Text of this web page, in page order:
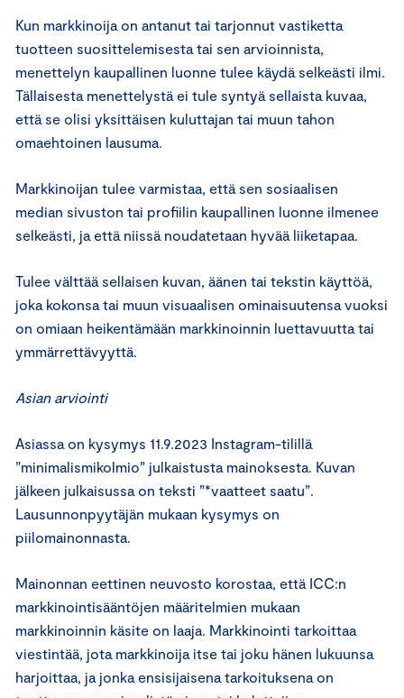
Kun markkinoija on antanut tai tarjonnut vastiketta
tuotteen suosittelemisesta tai sen arvioinnista,
menettelyn kaupallinen luonne tulee käydä selkeästi ilmi.
Tällaisesta menettelystä ei tule syntyä sellaista kuvaa,
että se olisi yksittäisen kuluttajan tai muun tahon
omaehtoinen lausuma.
Markkinoijan tulee varmistaa, että sen sosiaalisen
median sivuston tai profiilin kaupallinen luonne ilmenee
selkeästi, ja että niissä noudatetaan hyvää liiketapaa.
Tulee välttää sellaisen kuvan, äänen tai tekstin käyttöä,
joka kokonsa tai muun visuaalisen ominaisuutensa vuoksi
on omiaan heikentämään markkinoinnin luettavuutta tai
ymmärrettävyyttä.
Asian arviointi
Asiassa on kysymys 11.9.2023 Instagram-tilillä
”minimalismikolmio” julkaistusta mainoksesta. Kuvan
jälkeen julkaisussa on teksti ”*vaatteet saatu”.
Lausunnonpyytäjän mukaan kysymys on
piilomainonnasta.
Mainonnan eettinen neuvosto korostaa, että ICC:n
markkinointisääntöjen määritelmien mukaan
markkinoinnin käsite on laaja. Markkinointi tarkoittaa
viestintää, jota markkinoija itse tai joku hänen lukuunsa
harjoittaa, ja jonka ensisijaisena tarkoituksena on